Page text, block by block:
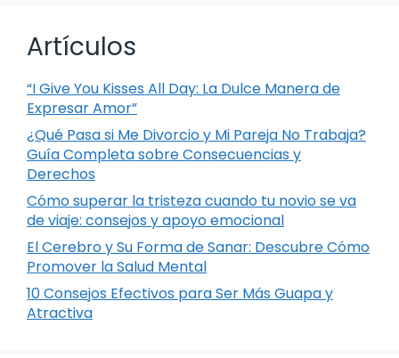
Artículos
“I Give You Kisses All Day: La Dulce Manera de
Expresar Amor”
¿Qué Pasa si Me Divorcio y Mi Pareja No Trabaja?
Guía Completa sobre Consecuencias y
Derechos
Cómo superar la tristeza cuando tu novio se va
de viaje: consejos y apoyo emocional
El Cerebro y Su Forma de Sanar: Descubre Cómo
Promover la Salud Mental
10 Consejos Efectivos para Ser Más Guapa y
Atractiva